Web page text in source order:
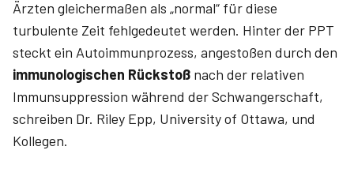
Ärzten gleichermaßen als „normal“ für diese
turbulente Zeit fehlgedeutet werden. Hinter der PPT
steckt ein Autoimmunprozess, angestoßen durch den
immunologischen Rückstoß nach der relativen
Immunsuppression während der Schwangerschaft,
schreiben Dr. Riley Epp, University of Ottawa, und
Kollegen.